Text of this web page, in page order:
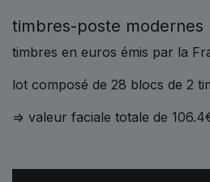
timbres-poste modernes
timbres en euros émis par la
lot composé de 28 blocs de 2
=> valeur faciale totale de